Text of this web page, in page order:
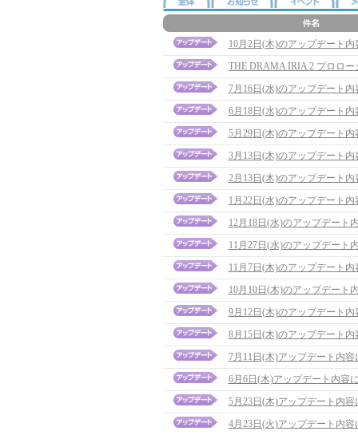
10月2日(木)のアップデート内
THE DRAMA IRIA 2 プロロ
7月16日(水)のアップデート内
6月18日(水)のアップデート内
5月29日(木)のアップデート内
3月13日(木)のアップデート内
2月13日(木)のアップデート内
1月22日(水)のアップデート内
12月18日(水)のアップデート
11月27日(水)のアップデート
11月7日(木)のアップデート内
10月10日(木)のアップデート
9月12日(木)のアップデート内
8月15日(木)のアップデート内
7月11日(木)アップデート内容
6月6日(木)アップデート内容
5月23日(木)アップデート内容
4月23日(火)アップデート内容